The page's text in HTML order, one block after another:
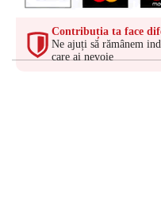
Contribuția ta face
Ne ajuți să rămânem
care ai nevoie